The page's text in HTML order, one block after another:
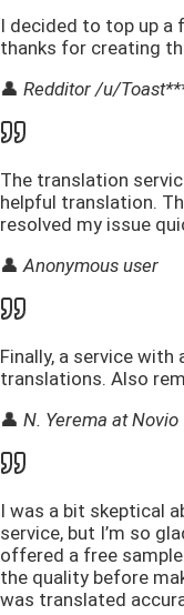
I decided to top up a
thanks for creating
👤 Redditor /u/
The translation
helpful translation.
resolved my issue
👤 Anonymous user
Finally, a service
translations. Also
👤 N. Yerema at Novio
I was a bit skeptical
service, but I’m so
offered a free
the quality before
was translated